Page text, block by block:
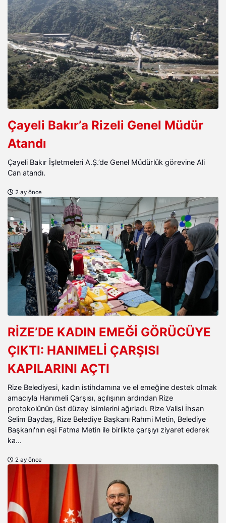
Çayeli Bakır’a Rizeli Genel Müdür
Atandı
Çayeli Bakır İşletmeleri A.Ş.’de Genel Müdürlük görevine Ali
Can atandı.
2 ay önce
RİZE’DE KADIN EMEĞİ GÖRÜCÜYE
ÇIKTI: HANIMELİ ÇARŞISI
KAPILARINI AÇTI
Rize Belediyesi, kadın istihdamına ve el emeğine destek olmak
amacıyla Hanımeli Çarşısı, açılışının ardından Rize
protokolünün üst düzey isimlerini ağırladı. Rize Valisi İhsan
Selim Baydaş, Rize Belediye Başkanı Rahmi Metin, Belediye
Başkanı'nın eşi Fatma Metin ile birlikte çarşıyı ziyaret ederek
ka...
2 ay önce